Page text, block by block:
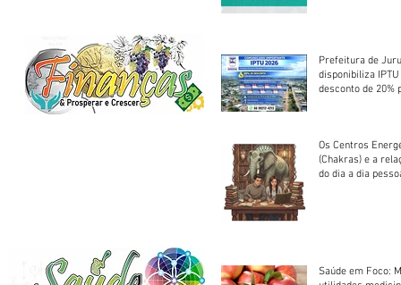
Prefeitura de
disponibiliza
desconto de 20%
Os Centros
(Chakras) e a
do dia a dia
Saúde em Foco: